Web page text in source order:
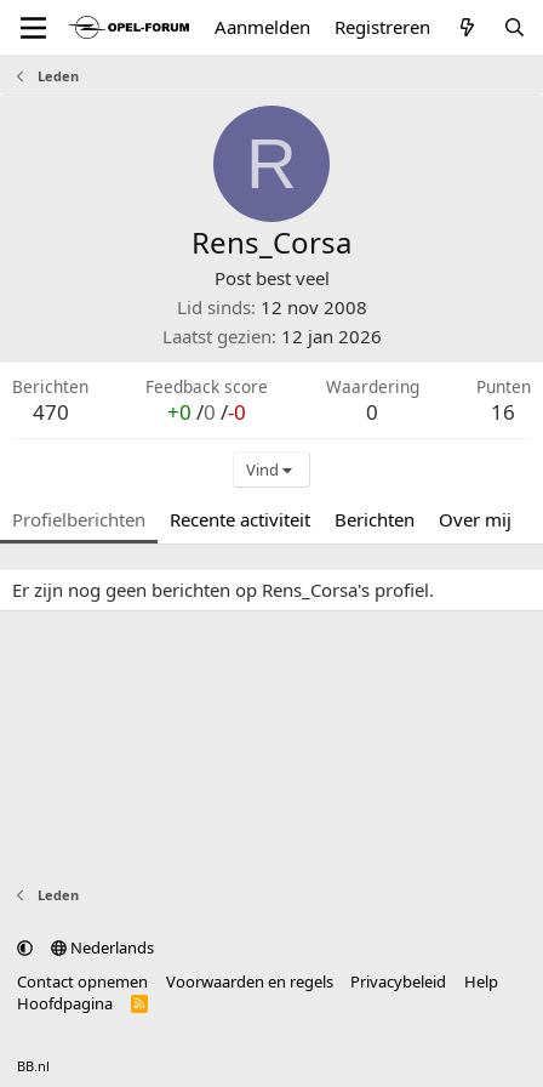
Aanmelden Registreren
Leden
R
Rens_Corsa
Post best veel
Lid sinds 12 nov 2008
Laatst gezien 12 jan 2026
Berichten
470
Feedback score
+0 /0 /-0
Waardering
0
Punten
16
Vind
Profielberichten Recente activiteit Berichten Over mij
Er zijn nog geen berichten op Rens_Corsa's profiel.
Leden
Nederlands
Contact opnemen
Voorwaarden en regels Privacybeleid
Help
Hoofdpagina
R
BB.nl